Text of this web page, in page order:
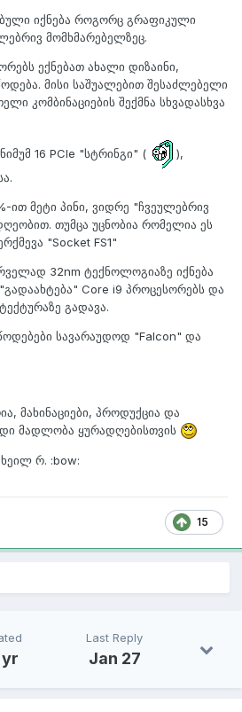
იქნება როგორც გრაფიკული
მომხმარებელზეც.
ექნებათ ახალი დიზაინი,
მისი საშუალებით შესაძლებელი
კომბინაციების შექმნა სხვადასხვა
16 PCIe "სტრინგი" (
),
ით მეტი პინი, ვიდრე "ჩვეულებრივ
თუმცა უცნობია რომელია ეს
"Socket FS1"
32nm ტექნოლოგიაზე იქნება
Core i9 პროცესორებს და
გადავა.
სავარაუდოდ "Falcon" და
მახინაციები, პროდუქცია და
მადლობა ყურადღებისთვის
რ. :bow:
15
yr
Last Reply
Jan 27